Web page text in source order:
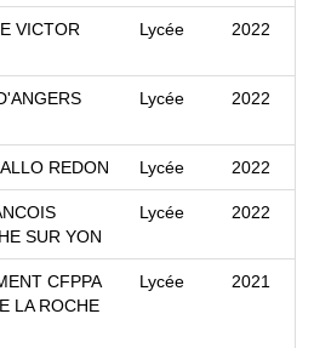
VICTOR
Lycée 2022
Lycée 2022
REDON Lycée 2022
SUR YON
Lycée 2022
CFPPA
LA ROCHE
Lycée 2021